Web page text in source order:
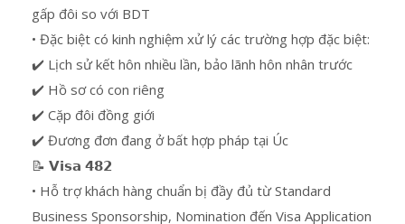
gấp đôi so với BDT
• Đặc biệt có kinh nghiệm xử lý các trường hợp đặc biệt:
✔️ Lịch sử kết hôn nhiều lần, bảo lãnh hôn nhân trước
✔️ Hồ sơ có con riêng
✔️ Cặp đôi đồng giới
✔️ Đương đơn đang ở bất hợp pháp tại Úc
📝 𝗩𝗶𝘀𝗮 𝟰𝟴𝟮
• Hỗ trợ khách hàng chuẩn bị đầy đủ từ Standard
Business Sponsorship, Nomination đến Visa Application